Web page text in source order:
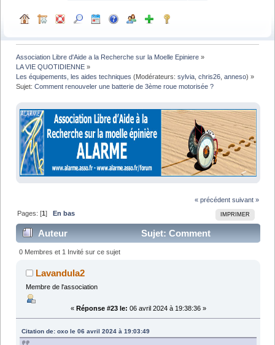
Association Libre d'Aide a la Recherche sur la Moelle Epiniere »
LA VIE QUOTIDIENNE »
Les équipements, les aides techniques (Modérateurs:sylvia ,chris26 ,anneso) »
Sujet:Comment renouveler une batterie de 3ème roue motorisée ?
« précédent suivant »
IMPRIMER
Pages: [1] En bas
Auteur
Sujet: Comment
renouveler une batterie de 3ème roue motorisée ? (Lu
40123 fois)
0 Membres et 1 Invité sur ce sujet
Lavandula2
Membre de l'association
« Réponse #23 le: 06 avril 2024 à 19:38:36 »
Citation de: oxo le 06 avril 2024 à 19:03:49